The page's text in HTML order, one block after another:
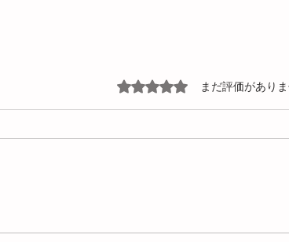
5つ星のうち0と評価され
まだ評価があり